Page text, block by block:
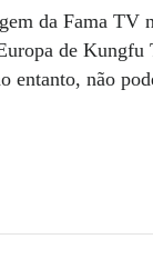
da Fama TV
de
entanto, não